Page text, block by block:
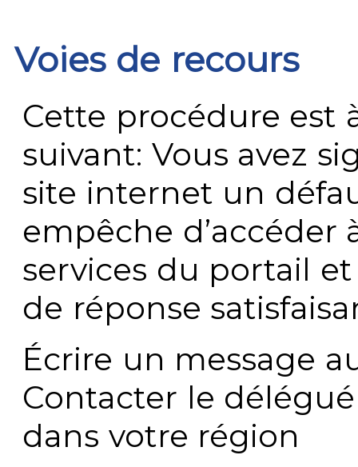
Voies de recours
Cette procédure est
suivant: Vous avez
site internet un
empêche
services du portail
de réponse
Écrire un message
Contacter le
dans votre région